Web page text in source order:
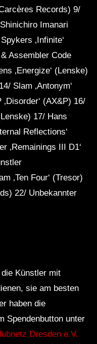
Records) 9/
Imanari
‚Infinite‘
Assembler Code
‚Energize‘ (Lenske)
Slam ‚Antonym‘
(AX&P) 16/
17/ Hans
Reflections‘
‚Remainings III D1‘
‚Ten Four‘ (Tresor)
22/ Unbekannter
Künstler mit
sie am besten
haben die
Spendenbutton unter
Dresden e.V.